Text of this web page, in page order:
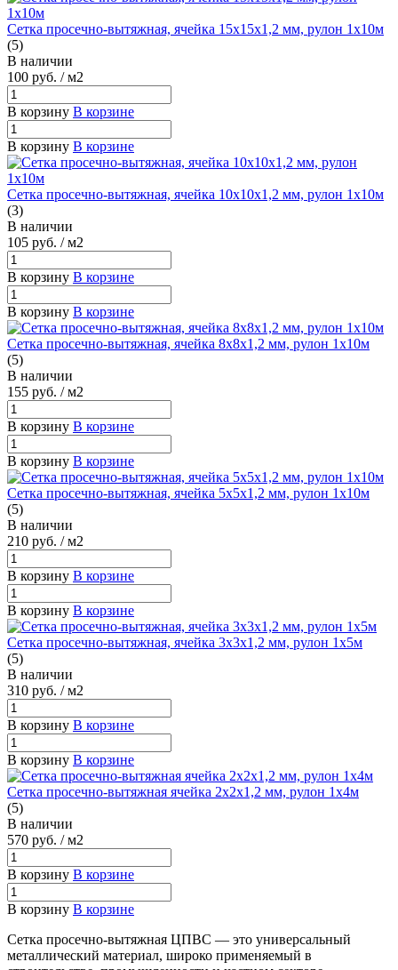
Сетка просечно-вытяжная, ячейка 15х15х1,2 мм, рулон 1х10м
(5)
В наличии
100 руб. / м2
В корзину В корзине
В корзину В корзине
Сетка просечно-вытяжная, ячейка 10х10х1,2 мм, рулон 1х10м
(3)
В наличии
105 руб. / м2
В корзину В корзине
В корзину В корзине
Сетка просечно-вытяжная, ячейка 8х8х1,2 мм, рулон 1х10м
(5)
В наличии
155 руб. / м2
В корзину В корзине
В корзину В корзине
Сетка просечно-вытяжная, ячейка 5х5х1,2 мм, рулон 1х10м
(5)
В наличии
210 руб. / м2
В корзину В корзине
В корзину В корзине
Сетка просечно-вытяжная, ячейка 3х3х1,2 мм, рулон 1х5м
(5)
В наличии
310 руб. / м2
В корзину В корзине
В корзину В корзине
Сетка просечно-вытяжная ячейка 2х2х1,2 мм, рулон 1х4м
(5)
В наличии
570 руб. / м2
В корзину В корзине
В корзину В корзине
Сетка просечно-вытяжная ЦПВС — это универсальный
металлический материал, широко применяемый в